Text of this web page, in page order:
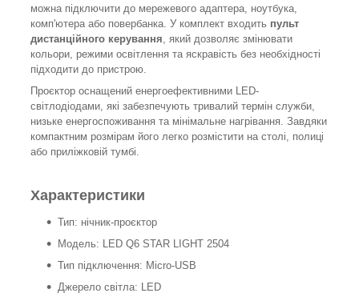
можна підключити до мережевого адаптера, ноутбука,
комп'ютера або повербанка. У комплект входить пульт
дистанційного керування , який дозволяє змінювати
кольори, режими освітлення та яскравість без необхідності
підходити до пристрою.
Проєктор оснащений енергоефективними LED-
світлодіодами, які забезпечують тривалий термін служби,
низьке енергоспоживання та мінімальне нагрівання. Завдяки
компактним розмірам його легко розмістити на столі, полиці
або приліжковій тумбі.
Характеристики
Тип: нічник-проєктор
Модель: LED Q6 STAR LIGHT 2504
Тип підключення: Micro-USB
Джерело світла: LED